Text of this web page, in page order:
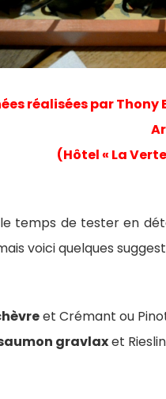
réalisées par
(Hôtel « La
le temps de tester en
voici quelques
et Crémant ou
gravlaxet